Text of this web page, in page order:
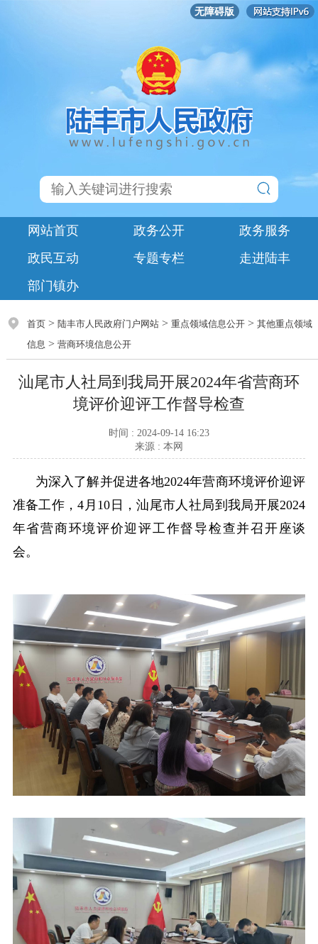
无障碍版
网站首页 政务公开
政务服务
政民互动
专题专栏
走进陆丰
部门镇办
首页> 陆丰市人民政府门户网站> 重点领域信息公开> 其他重点领域
信息 > 营商环境信息公开
汕尾市人社局到我局开展2024年省营商环
境评价迎评工作督导检查
时间 : 2024-09-14 16:23
来源 : 本网
为深入了解并促进各地2024年营商环境评价迎评
准备工作，4月10日，汕尾市人社局到我局开展2024
年省营商环境评价迎评工作督导检查并召开座谈
会。